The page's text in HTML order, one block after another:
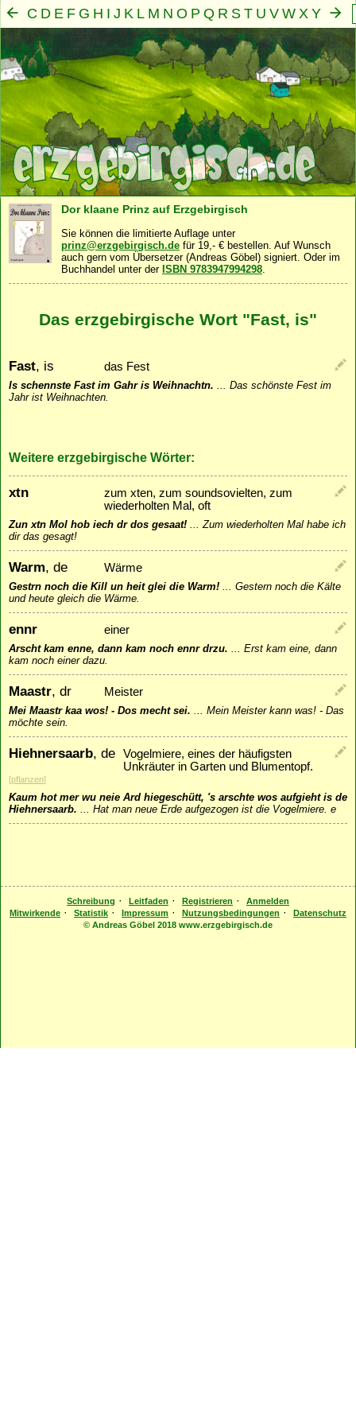
C D E F G H I J K L M N O P Q R S T U V W X Y
Z A B
Mensch
·Seele·Geist· Familie·Gemeinschaft·
Dor klaane Prinz auf Erzgebirgisch
Sie können die limitierte Auflage unter
prinz@erzgebirgisch.de für 19,- € bestellen. Auf Wunsch
auch gern vom Übersetzer (Andreas Göbel) signiert. Oder im
Buchhandel unter der ISBN 9783947994298.
Das erzgebirgische Wort "Fast, is"
Fast, is das Fest
Is schennste Fast im Gahr is Weihnachtn. ... Das schönste Fest im
Jahr ist Weihnachten.
Weitere erzgebirgische Wörter:
xtn
zum xten, zum soundsovielten, zum
wiederholten Mal, oft
Zun xtn Mol hob iech dr dos gesaat! ...Zum wiederholten Mal habe ich
dir das gesagt!
Warm, de Wärme
Gestrn noch die Kill un heit glei die Warm! ... Gestern noch die Kälte
und heute gleich die Wärme.
ennr einer
Arscht kam enne, dann kam noch ennr drzu. ... Erst kam eine, dann
kam noch einer dazu.
Maastr, dr Meister
Mei Maastr kaa wos! - Dos mecht sei. ... Mein Meister kann was! - Das
möchte sein.
Hiehnersaarb, de
Vogelmiere, eines der häufigsten
Unkräuter in Garten und Blumentopf.
[pflanzen]
Kaum hot mer wu neie Ard hiegeschütt, 's arschte wos aufgieht is de
Hiehnersaarb. ... Hat man neue Erde aufgezogen ist die Vogelmiere. e
Schreibung · Leitfaden · Registrieren ·
Anmelden
Mitwirkende · Statistik · Impressum · Nutzungsbedingungen ·
Datenschutz
© Andreas Göbel 2018 www.erzgebirgisch.de